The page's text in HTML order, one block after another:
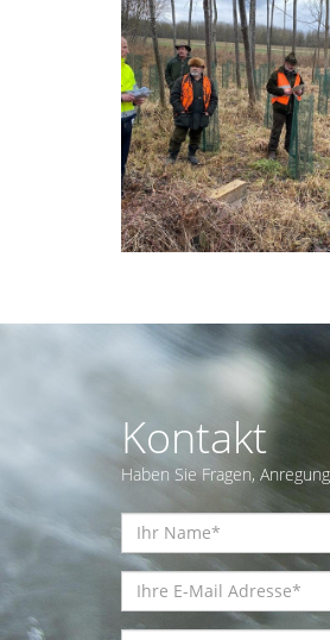
Kontakt
Haben Sie Fragen,